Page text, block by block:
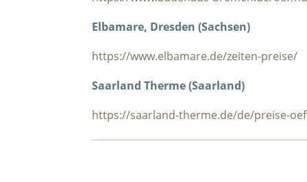
Elbamare, Dresden (Sachsen)
https://www.elbamare.de/zeiten-preise/
Saarland Therme (Saarland)
https://saarland-therme.de/de/preise-